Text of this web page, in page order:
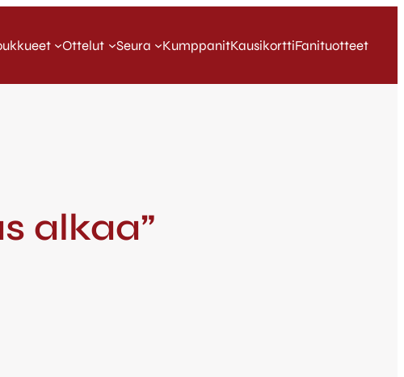
Ottelut Seura KumppanitKausikorttiFanituotteet
alkaa”